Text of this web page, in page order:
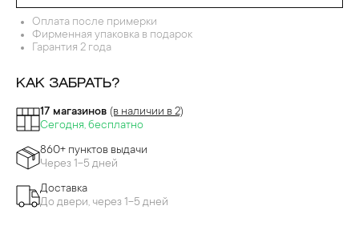
Оплата после примерки
Фирменная упаковка в подарок
Гарантия 2 года
КАК ЗАБРАТЬ?
17 магазинов (в наличии в 2)
Сегодня, бесплатно
860+ пунктов выдачи
Через 1-5 дней
Доставка
До двери, через 1-5 дней